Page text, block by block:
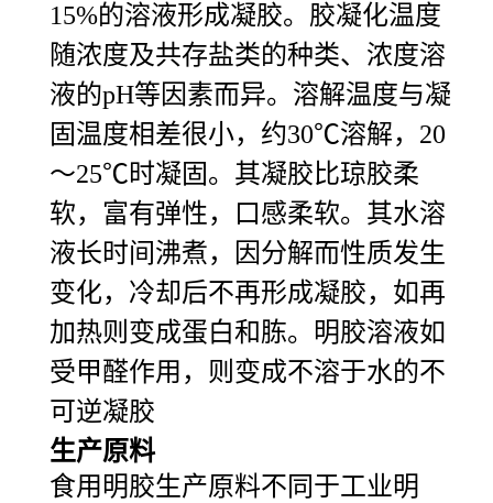
15%的溶液形成凝胶。胶凝化温度
随浓度及共存盐类的种类、浓度溶
液的pH等因素而异。溶解温度与凝
固温度相差很小，约30℃溶解，20
～25℃时凝固。其凝胶比琼胶柔
软，富有弹性，口感柔软。其水溶
液长时间沸煮，因分解而性质发生
变化，冷却后不再形成凝胶，如再
加热则变成蛋白和胨。明胶溶液如
受甲醛作用，则变成不溶于水的不
可逆凝胶
生产原料
食用明胶生产原料不同于工业明